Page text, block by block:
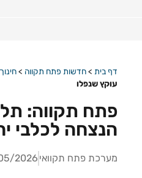
דף בית >חדשות פתח תקווה >
עוקץ שנפלו
פתח תקווה:
הנצחה לכלבי
מערכת פתח תקוואי 2026